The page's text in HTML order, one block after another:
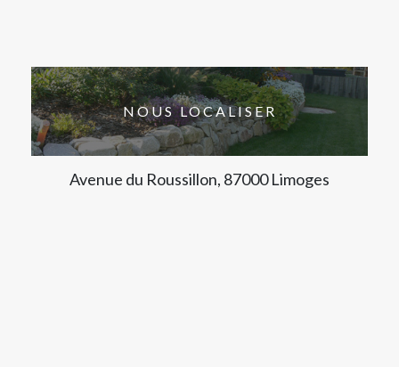
NOUS LOCALISER
Avenue du Roussillon, 87000 Limoges